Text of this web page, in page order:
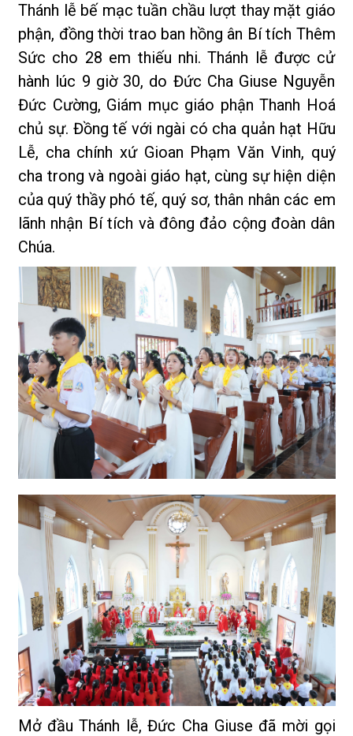
Thánh lễ bế mạc tuần chầu lượt thay mặt giáo
phận, đồng thời trao ban hồng ân Bí tích Thêm
Sức cho 28 em thiếu nhi. Thánh lễ được cử
hành lúc 9 giờ 30, do Đức Cha Giuse Nguyễn
Đức Cường, Giám mục giáo phận Thanh Hoá
chủ sự. Đồng tế với ngài có cha quản hạt Hữu
Lễ, cha chính xứ Gioan Phạm Văn Vinh, quý
cha trong và ngoài giáo hạt, cùng sự hiện diện
của quý thầy phó tế, quý sơ, thân nhân các em
lãnh nhận Bí tích và đông đảo cộng đoàn dân
Chúa.
Mở đầu Thánh lễ, Đức Cha Giuse đã mời gọi